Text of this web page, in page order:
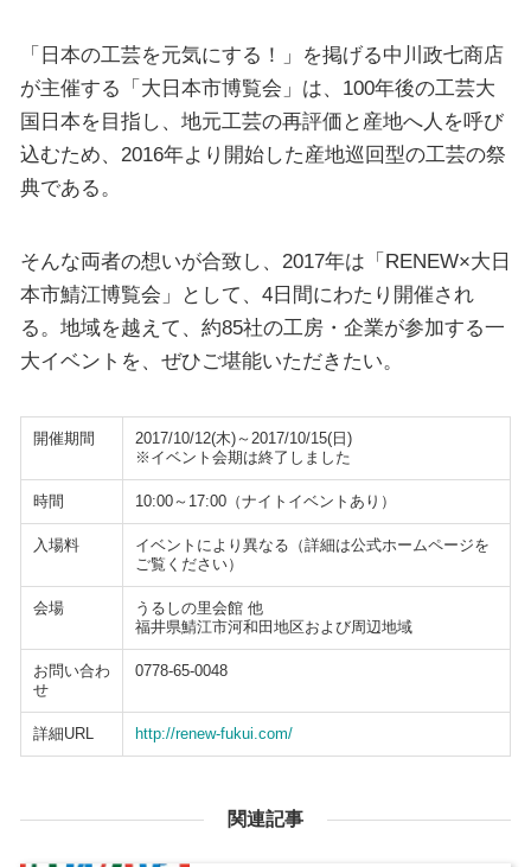
「日本の工芸を元気にする！」を掲げる中川政七商店
が主催する「大日本市博覧会」は、100年後の工芸大
国日本を目指し、地元工芸の再評価と産地へ人を呼び
込むため、2016年より開始した産地巡回型の工芸の祭
典である。
そんな両者の想いが合致し、2017年は「RENEW×大日
本市鯖江博覧会」として、4日間にわたり開催され
る。地域を越えて、約85社の工房・企業が参加する一
大イベントを、ぜひご堪能いただきたい。
開催期間
2017/10/12(木)～2017/10/15(日)
※イベント会期は終了しました
時間 10:00～17:00（ナイトイベントあり）
入場料
イベントにより異なる（詳細は公式ホームページを
ご覧ください）
会場
うるしの里会館 他
福井県鯖江市河和田地区および周辺地域
お問い合わ
せ
0778-65-0048
詳細URL http://renew-fukui.com/
関連記事